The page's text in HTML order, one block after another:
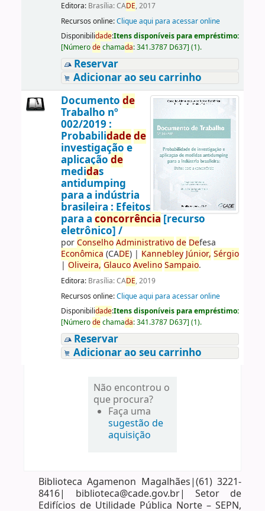
Editora: Brasília: CADE, 2017
Recursos online:Clique aqui para acessar online
Disponibilidade:Itens disponíveis para empréstimo:
[Númerodechamada:341.3787 D637] (1).
Reservar
Adicionar ao seu carrinho
Documento de
Trabalho nº
002/2019 :
Probabilidadede
investigação e
aplicação de
medidas
antidumping
para a indústria
brasileira : Efeitos
para a concorrência [recurso
eletrônico] /
porConselho Administrativo de Defesa
Econômica (CADE)| Kannebley Júnior, Sérgio
| Oliveira, Glauco Avelino Sampaio.
Editora: Brasília: CADE, 2019
Recursos online:Clique aqui para acessar online
Disponibilidade:Itens disponíveis para empréstimo:
[Númerodechamada:341.3787 D637] (1).
Reservar
Adicionar ao seu carrinho
Não encontrou o
que procura?
Faça uma
sugestão de
aquisição
Biblioteca Agamenon Magalhães|(61) 3221-
8416| biblioteca@cade.gov.br| Setor de
Edifícios de Utilidade Pública Norte – SEPN,